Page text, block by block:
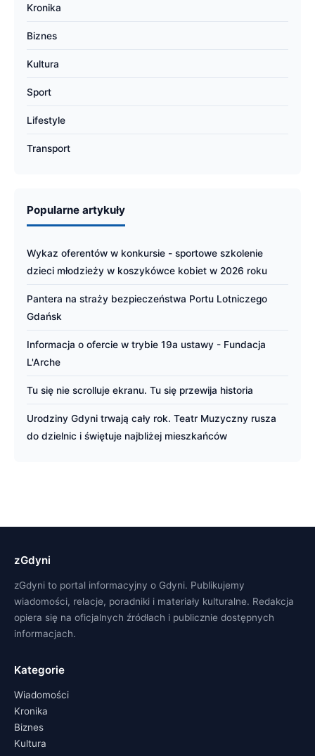
Kronika
Biznes
Kultura
Sport
Lifestyle
Transport
Popularne artykuły
Wykaz oferentów w konkursie - sportowe szkolenie
dzieci młodzieży w koszykówce kobiet w 2026 roku
Pantera na straży bezpieczeństwa Portu Lotniczego
Gdańsk
Informacja o ofercie w trybie 19a ustawy - Fundacja
L'Arche
Tu się nie scrolluje ekranu. Tu się przewija historia
Urodziny Gdyni trwają cały rok. Teatr Muzyczny rusza
do dzielnic i świętuje najbliżej mieszkańców
zGdyni
zGdyni to portal informacyjny o Gdyni. Publikujemy
wiadomości, relacje, poradniki i materiały kulturalne. Redakcja
opiera się na oficjalnych źródłach i publicznie dostępnych
informacjach.
Kategorie
Wiadomości
Kronika
Biznes
Kultura